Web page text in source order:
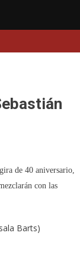
de 40 aniversario,
con las
Barts)